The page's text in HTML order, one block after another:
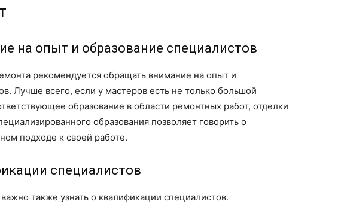
на опыт и образование специалистов
рекомендуется обращать внимание на опыт и
Лучше всего, если у мастеров есть не только большой
образование в области ремонтных работ, отделки
образования позволяет говорить о
подходе к своей работе.
специалистов
также узнать о квалификации специалистов.